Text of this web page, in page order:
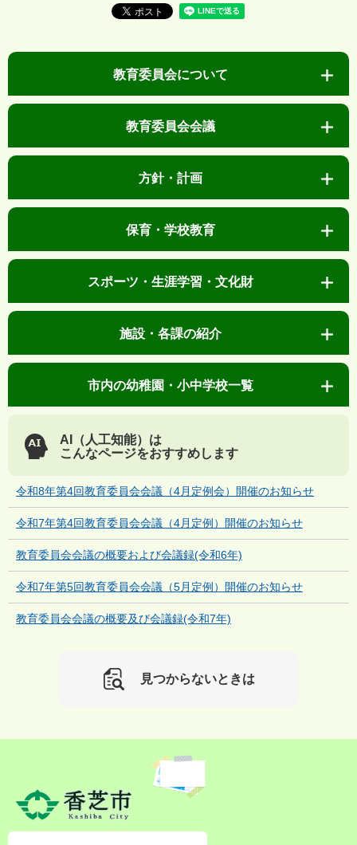
教育委員会について
教育委員会会議
方針・計画
保育・学校教育
スポーツ・生涯学習・文化財
施設・各課の紹介
市内の幼稚園・小中学校一覧
AI（人工知能）は
こんなページをおすすめします
令和8年第4回教育委員会会議（4月定例会）開催のお知らせ
令和7年第4回教育委員会会議（4月定例）開催のお知らせ
教育委員会会議の概要および会議録(令和6年)
令和7年第5回教育委員会会議（5月定例）開催のお知らせ
教育委員会会議の概要及び会議録(令和7年)
見つからないときは